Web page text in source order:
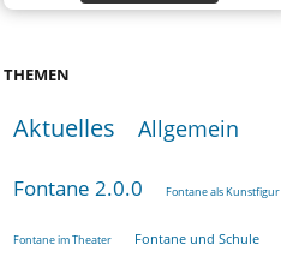
THEMEN
Aktuelles Allgemein
Fontane 2.0.0 Fontane als Kunstfigur
Fontane im Theater Fontane und Schule